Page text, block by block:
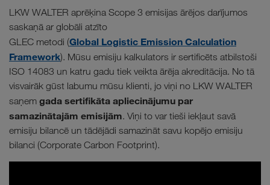
LKW WALTER aprēķina Scope 3 emisijas ārējos darījumos
saskaņā ar globāli atzīto
GLEC metodi (Global Logistic Emission Calculation
Framework). Mūsu emisiju kalkulators ir sertificēts atbilstoši
ISO 14083 un katru gadu tiek veikta ārēja akreditācija. No tā
visvairāk gūst labumu mūsu klienti, jo viņi no LKW WALTER
saņem gada sertifikāta apliecinājumu par
samazinātajām emisijām. Viņi to var tieši iekļaut savā
emisiju bilancē un tādējādi samazināt savu kopējo emisiju
bilanci (Corporate Carbon Footprint).